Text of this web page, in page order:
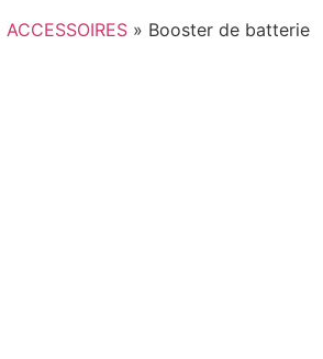
ACCESSOIRES » Booster de batterie